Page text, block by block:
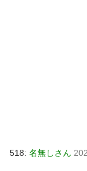
518: 名無しさん